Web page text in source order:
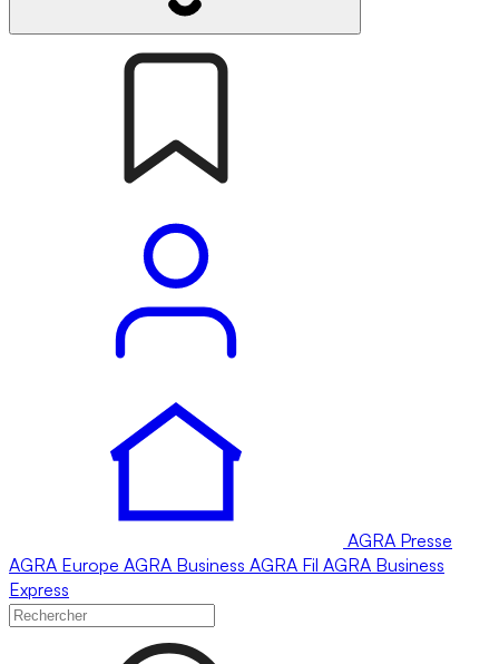
AGRA Presse
AGRA Europe AGRA Business AGRA Fil AGRA Business
Express